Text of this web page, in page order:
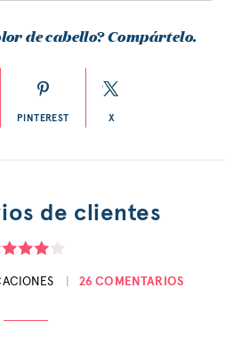
de cabello? Compártelo.
PINTEREST X
de clientes
26 COMENTARIOS